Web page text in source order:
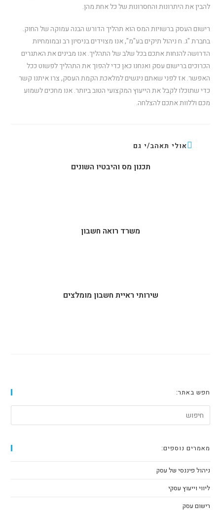
להבין את היתרונות והחסרונות של כל אחת מהן.
רישום העסק ברשויות המס הוא תהליך הדורש הבנה עמוקה של החוק.
בחברת "ג. ח ניהול תיקים בע"מ", אנו מצוידים בניסיון רב ובמומחיות
הדרושה להנחות אתכם בכל שלב של התהליך. אנו מבינים את האתגרים
הכרוכים ברישום עסק ואנחנו כאן כדי להפוך את התהליך לפשוט ככל
האפשר. אז לפני שאתם ניגשים למלאכת הקמת העסק, צרו איתנו קשר
כדי שתוכלו לקבל את הייעוץ המקצועי הטוב ביותר. אנו מחכים לשמוע
מכם וללוות אתכם להצלחה.
אולי תאהב/י גם
תכנון מס והיבטיו השונים
משרד רואה חשבון
שירותי ראיית חשבון מומלצים
חפש באתר:
מאמרים נוספים:
ניהול פיננסי של עסק
ליווי וייעוץ עסקי
רישום עסק